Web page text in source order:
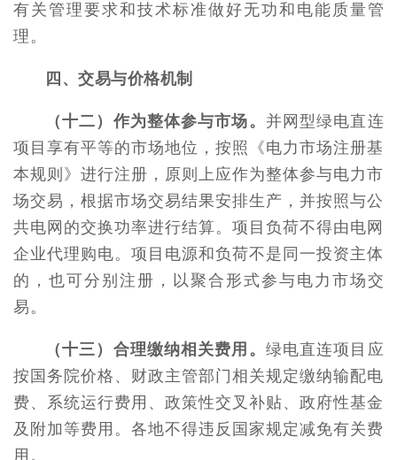
有关管理要求和技术标准做好无功和电能质量管
理。
四、交易与价格机制
（十二）作为整体参与市场。 并网型绿电直连
项目享有平等的市场地位，按照《电力市场注册基
本规则》进行注册，原则上应作为整体参与电力市
场交易，根据市场交易结果安排生产，并按照与公
共电网的交换功率进行结算。项目负荷不得由电网
企业代理购电。项目电源和负荷不是同一投资主体
的，也可分别注册，以聚合形式参与电力市场交
易。
（十三）合理缴纳相关费用。 绿电直连项目应
按国务院价格、财政主管部门相关规定缴纳输配电
费、系统运行费用、政策性交叉补贴、政府性基金
及附加等费用。各地不得违反国家规定减免有关费
用。